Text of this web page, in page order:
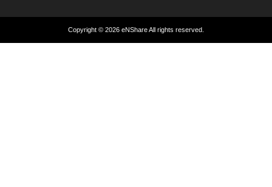
Copyright © 2026 eNShareAll rights reserved.